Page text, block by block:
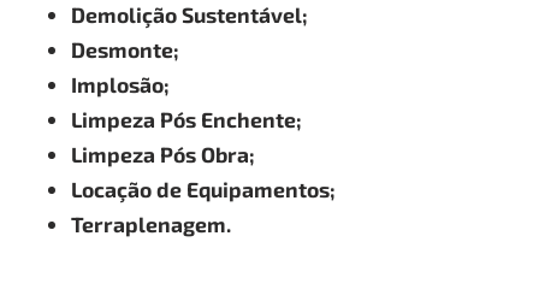
Demolição Sustentável;
Desmonte;
Implosão;
Limpeza Pós Enchente;
Limpeza Pós Obra;
Locação de Equipamentos;
Terraplenagem.